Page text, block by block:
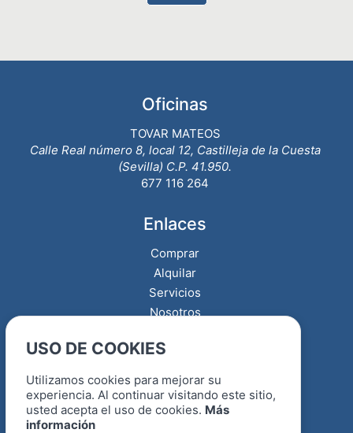
Políticas
Aviso legal
Enlaces
Comprar
Alquilar
Servicios
Nosotros
Quiero vender
Oficinas
TOVAR MATEOS
Calle Real número 8, local 12, Castilleja de la Cuesta
(Sevilla) C.P. 41.950.
677 116 264
USO DE COOKIES
Utilizamos cookies para mejorar su
experiencia. Al continuar visitando este sitio,
usted acepta el uso de cookies. Más
información